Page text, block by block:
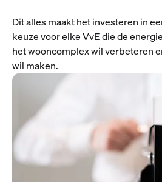
Dit alles maakt het investeren in
keuze voor elke VvE die de
het wooncomplex wil verbeteren
wil maken.